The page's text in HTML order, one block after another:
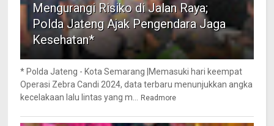
Mengurangi Risiko di Jalan Raya;
Polda Jateng Ajak Pengendara Jaga
Kesehatan*
* Polda Jateng - Kota Semarang |Memasuki hari keempat
Operasi Zebra Candi 2024, data terbaru menunjukkan angka
kecelakaan lalu lintas yang m...
Readmore